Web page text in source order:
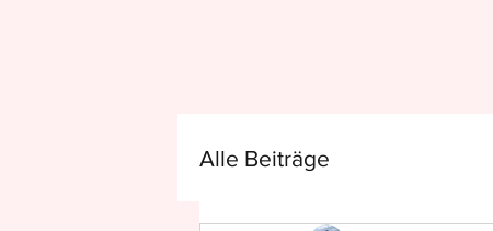
Alle Beiträge